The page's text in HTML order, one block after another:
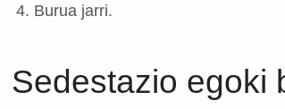
Burua jarri.
Sedestazio egoki